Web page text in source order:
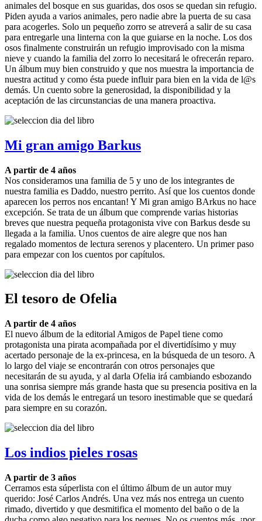
animales del bosque en sus guaridas, dos osos se quedan sin refugio.
Piden ayuda a varios animales, pero nadie abre la puerta de su casa
para acogerles. Solo un pequeño zorro se atreverá a salir de su casa
para entregarle una linterna con la que guiarse en la noche. Los dos
osos finalmente construirán un refugio improvisado con la misma
nieve y cuando la familia del zorro lo necesitará le ofrecerán reparo.
Un álbum muy bien construido y que nos muestra la importancia de
nuestra actitud y como ésta puede influir para bien en la vida de l@s
demás. Un cuento sobre la generosidad, la disponibilidad y la
aceptación de las circunstancias de una manera proactiva.
Mi gran amigo Barkus
A partir de 4 años
Nos consideramos una familia de 5 y uno de los integrantes de
nuestra familia es Daddo, nuestro perrito. Así que los cuentos donde
aparecen los perros nos encantan! Y Mi gran amigo BArkus no hace
excepción. Se trata de un álbum que comprende varias historias
breves que nuestra pequeña protagonista vive con Barkus desde su
llegada a la familia. Unos cuentos de aire alegre que nos han
regalado momentos de lectura serenos y placentero. Un primer paso
para empezar con los cuentos por capítulos.
El tesoro de Ofelia
A partir de 4 años
El nuevo álbum de la editorial Amigos de Papel tiene como
protagonista una pirata acompañada por el divertidísimo y muy
acertado personaje de la ex-princesa, en la búsqueda de un tesoro. A
lo largo del viaje se encontrarán con otros personajes que
necesitarán de su ayuda, y al darla Ofelia irá cambiando esbozando
una sonrisa siempre más grande hasta que su presencia positiva en la
vida de los demás le entregará un tesoro inestimable que se quedará
para siempre en su corazón.
Los indios pieles rosas
A partir de 3 años
Cerramos esta súperlista con el último álbum de un autor muy
querido: José Carlos Andrés. Una vez más nos entrega un cuento
rimado, divertido y que desmitifica el momento del baño o de la